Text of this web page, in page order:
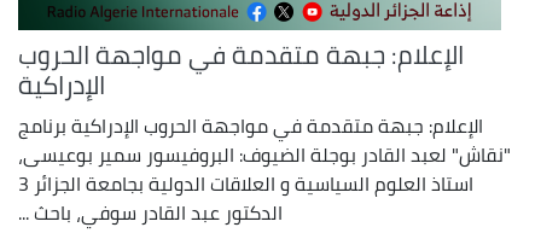
الإعلام: جبهة متقدمة في مواجهة الحروب
الإدراكية
الإعلام: جبهة متقدمة في مواجهة الحروب الإدراكية برنامج
"نقاش" لعبد القادر بوجلة الضيوف: البروفيسور سمير بوعيسى،
استاذ العلوم السياسية و العلاقات الدولية بجامعة الجزائر 3
الدكتور عبد القادر سوفي، باحث ...